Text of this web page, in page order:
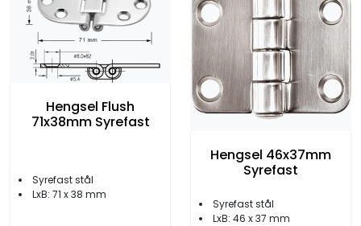
Hengsel Flush
71x38mm Syrefast
Syrefast stål
LxB: 71 x 38 mm
Hengsel 46x37mm
Syrefast
Syrefast stål
LxB: 46 x 37 mm